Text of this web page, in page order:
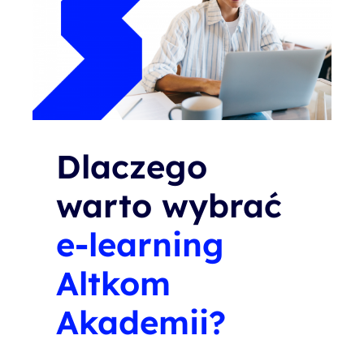
Dlaczego
warto wybrać
e-learning
Altkom
Akademii?